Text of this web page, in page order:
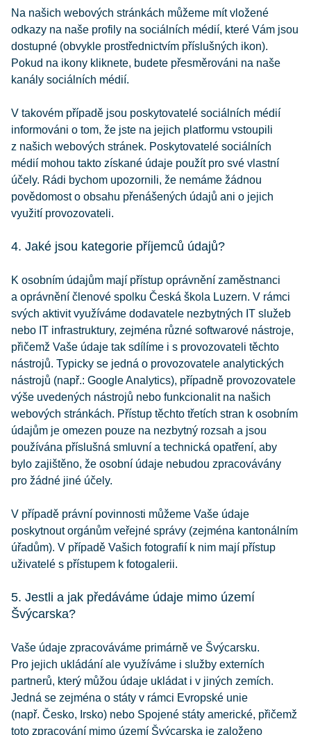
Na našich webových stránkách můžeme mít vložené
odkazy na naše profily na sociálních médií, které Vám jsou
dostupné (obvykle prostřednictvím příslušných ikon).
Pokud na ikony kliknete, budete přesměrováni na naše
kanály sociálních médií.
V takovém případě jsou poskytovatelé sociálních médií
informováni o tom, že jste na jejich platformu vstoupili
z našich webových stránek. Poskytovatelé sociálních
médií mohou takto získané údaje použít pro své vlastní
účely. Rádi bychom upozornili, že nemáme žádnou
povědomost o obsahu přenášených údajů ani o jejich
využití provozovateli.
4. Jaké jsou kategorie příjemců údajů?
K osobním údajům mají přístup oprávnění zaměstnanci
a oprávnění členové spolku Česká škola Luzern. V rámci
svých aktivit využíváme dodavatele nezbytných IT služeb
nebo IT infrastruktury, zejména různé softwarové nástroje,
přičemž Vaše údaje tak sdílíme i s provozovateli těchto
nástrojů. Typicky se jedná o provozovatele analytických
nástrojů (např.: Google Analytics), případně provozovatele
výše uvedených nástrojů nebo funkcionalit na našich
webových stránkách. Přístup těchto třetích stran k osobním
údajům je omezen pouze na nezbytný rozsah a jsou
používána příslušná smluvní a technická opatření, aby
bylo zajištěno, že osobní údaje nebudou zpracovávány
pro žádné jiné účely.
V případě právní povinnosti můžeme Vaše údaje
poskytnout orgánům veřejné správy (zejména kantonálním
úřadům). V případě Vašich fotografií k nim mají přístup
uživatelé s přístupem k fotogalerii.
5. Jestli a jak předáváme údaje mimo území
Švýcarska?
Vaše údaje zpracováváme primárně ve Švýcarsku.
Pro jejich ukládání ale využíváme i služby externích
partnerů, který můžou údaje ukládat i v jiných zemích.
Jedná se zejména o státy v rámci Evropské unie
(např. Česko, Irsko) nebo Spojené státy americké, přičemž
toto zpracování mimo území Švýcarska je založeno